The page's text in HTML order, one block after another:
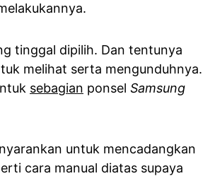
tinggal dipilih. Dan tentunya
melihat serta mengunduhnya.
sebagian ponsel Samsung
untuk mencadangkan
cara manual diatas supaya